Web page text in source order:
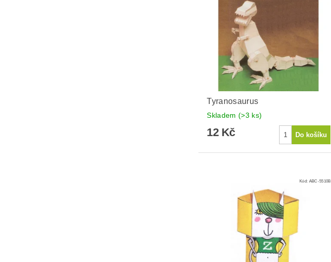
Tyranosaurus
Skladem (>3 ks)
12 Kč
Kód: ABC-5510B